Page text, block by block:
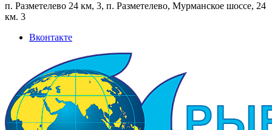
п. Разметелево 24 км, 3, п. Разметелево, Мурманское шоссе, 24
км. 3
Вконтакте